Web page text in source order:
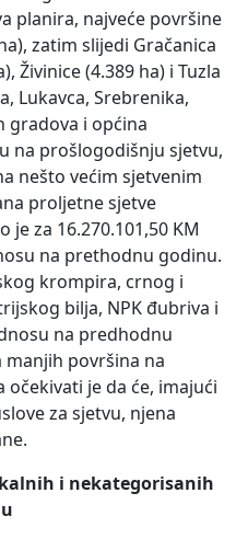
planira, najveće površine
zatim slijedi Gračanica
Živinice (4.389 ha) i Tuzla
Lukavca, Srebrenika,
gradova i općina
na prošlogodišnju sjetvu,
nešto većim sjetvenim
proljetne sjetve
je za 16.270.101,50 KM
na prethodnu godinu.
krompira, crnog i
bilja, NPK đubriva i
na predhodnu
površina na
je da će, imajući
za sjetvu, njena
i nekategorisanih